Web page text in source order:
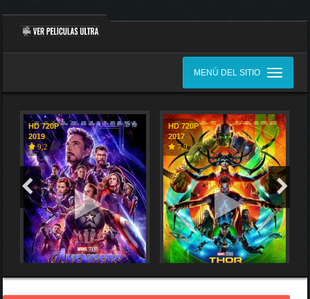
MENÚ DEL SITIO
HD 720P
2019
9,2
HD 720P
2017
7,9